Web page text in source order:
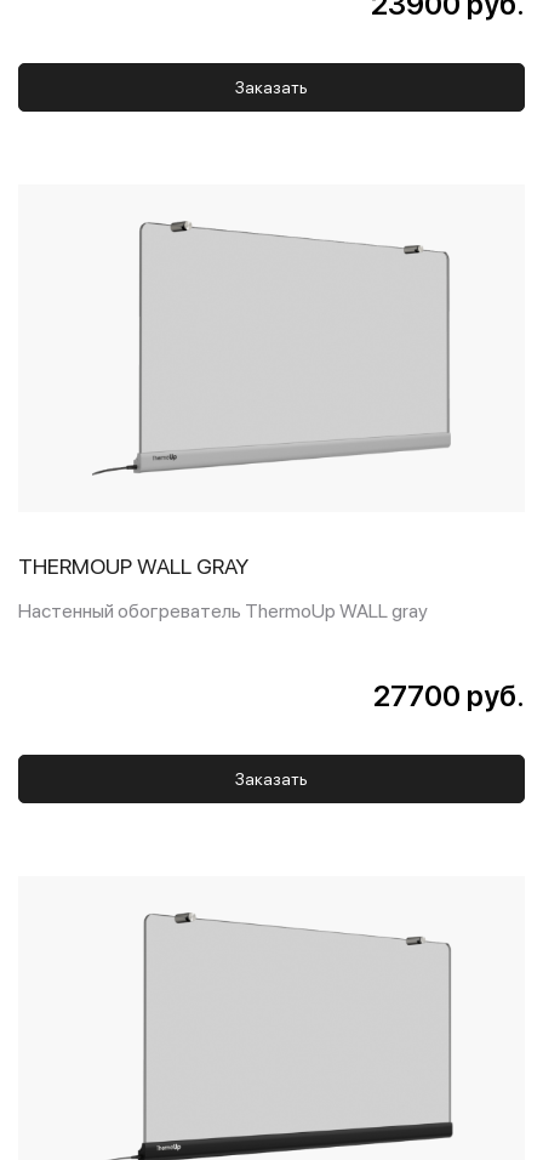
Заказать
THERMOUP WALL GRAY
Настенный обогреватель ThermoUp WALL gray
27700 руб.
Заказать